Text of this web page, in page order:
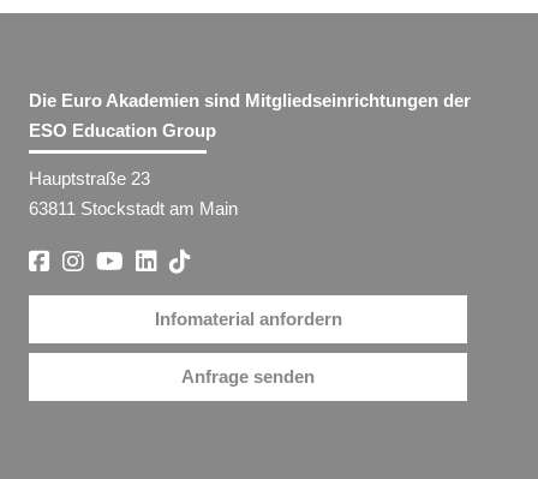
Die Euro Akademien sind Mitgliedseinrichtungen der
ESO Education Group
Hauptstraße 23
63811 Stockstadt am Main
Infomaterial anfordern
Anfrage senden